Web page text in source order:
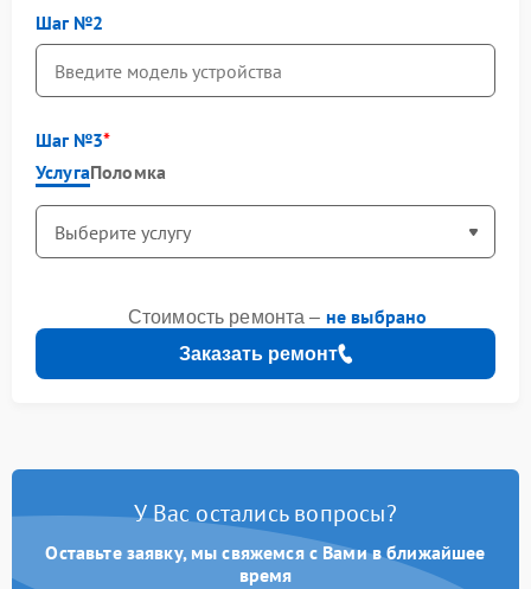
Шаг №2
Шаг №3
УслугаПоломка
Заказать ремонт
Стоимость ремонта – не выбрано
У Вас остались вопросы?
Оставьте заявку, мы свяжемся с Вами в ближайшее
время